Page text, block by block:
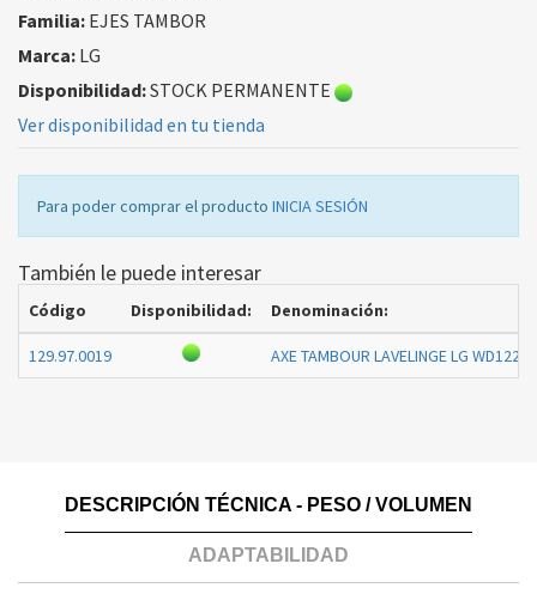
Familia: EJES TAMBOR
Marca: LG
Disponibilidad:STOCK PERMANENTE
Ver disponibilidad en tu tienda
Para poder comprar el producto INICIA SESIÓN
También le puede interesar
Código Disponibilidad: Denominación:
129.97.0019 AXE TAMBOUR LAVELINGE LG
DESCRIPCIÓN TÉCNICA - PESO / VOLUMEN
ADAPTABILIDAD